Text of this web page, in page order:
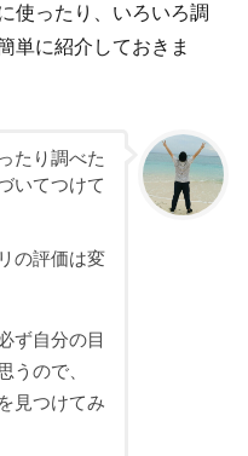
使ったり、いろいろ調
単に紹介しておきま
たり調べた
いてつけて
の評価は変
ず自分の目
うので、
見つけてみ